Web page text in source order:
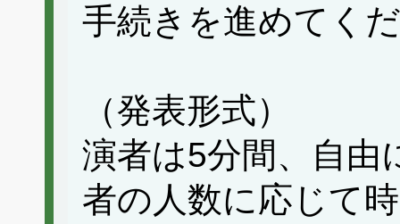
手続きを進めてく
（発表形式）
演者は5分間、自由
者の人数に応じて